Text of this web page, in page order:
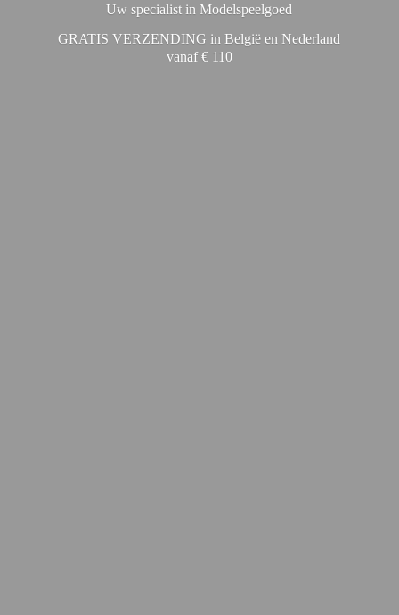
Uw specialist in Modelspeelgoed
GRATIS VERZENDING in België en Nederland
vanaf € 110